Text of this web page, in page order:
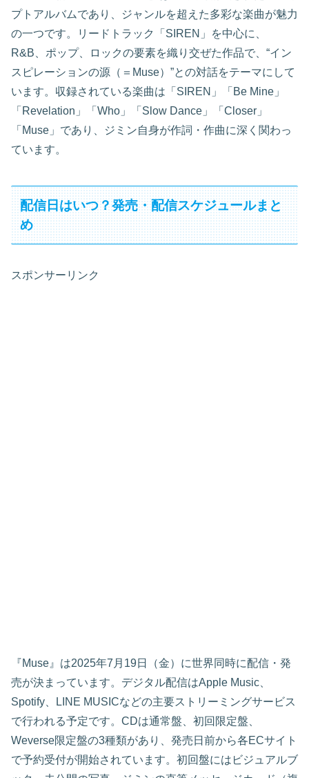
プトアルバムであり、ジャンルを超えた多彩な楽曲が魅力
の一つです。リードトラック「SIREN」を中心に、
R&B、ポップ、ロックの要素を織り交ぜた作品で、“イン
スピレーションの源（＝Muse）”との対話をテーマにして
います。収録されている楽曲は「SIREN」「Be Mine」
「Revelation」「Who」「Slow Dance」「Closer」
「Muse」であり、ジミン自身が作詞・作曲に深く関わっ
ています。
配信日はいつ？発売・配信スケジュールまと
め
スポンサーリンク
『Muse』は2025年7月19日（金）に世界同時に配信・発
売が決まっています。デジタル配信はApple Music、
Spotify、LINE MUSICなどの主要ストリーミングサービス
で行われる予定です。CDは通常盤、初回限定盤、
Weverse限定盤の3種類があり、発売日前から各ECサイト
で予約受付が開始されています。初回盤にはビジュアルブ